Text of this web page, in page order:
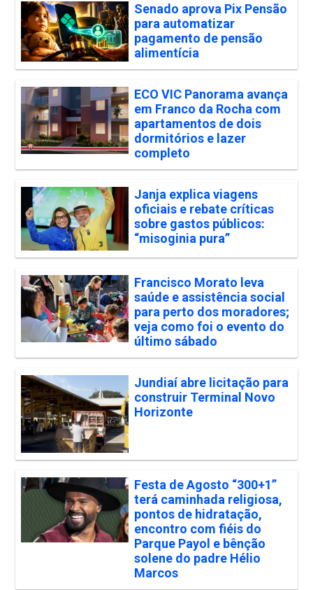
Senado aprova Pix Pensão
para automatizar
pagamento de pensão
alimentícia
ECO VIC Panorama avança
em Franco da Rocha com
apartamentos de dois
dormitórios e lazer
completo
Janja explica viagens
oficiais e rebate críticas
sobre gastos públicos:
“misoginia pura”
Francisco Morato leva
saúde e assistência social
para perto dos moradores;
veja como foi o evento do
último sábado
Jundiaí abre licitação para
construir Terminal Novo
Horizonte
Festa de Agosto “300+1”
terá caminhada religiosa,
pontos de hidratação,
encontro com fiéis do
Parque Payol e bênção
solene do padre Hélio
Marcos